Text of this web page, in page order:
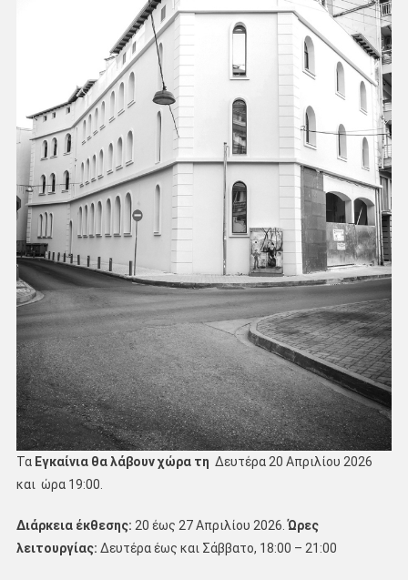
Τα Εγκαίνια θα λάβουν χώρα τη Δευτέρα 20 Απριλίου 2026
και ώρα 19:00.
Διάρκεια έκθεσης: 20 έως 27 Απριλίου 2026.Ώρες
λειτουργίας: Δευτέρα έως και Σάββατο, 18:00 – 21:00